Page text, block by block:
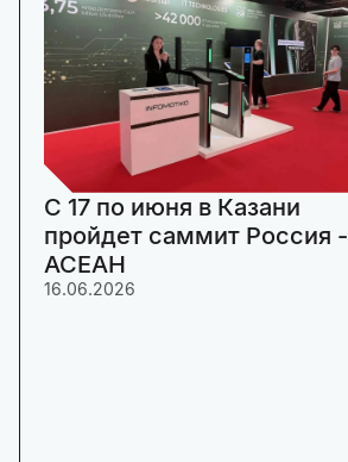
C 17 по июня в Казани
пройдет саммит Россия -
АСЕАН
16.06.2026